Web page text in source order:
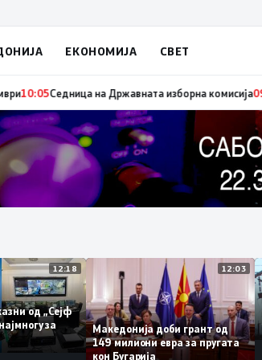
ЕКОНОМИЈА СВЕТ
предвремени избори за градоначалник на
12:18
казни од „Сејф
– најмногу за
Македонија доби грант од
149 милиони евра за пругата
кон Бугарија